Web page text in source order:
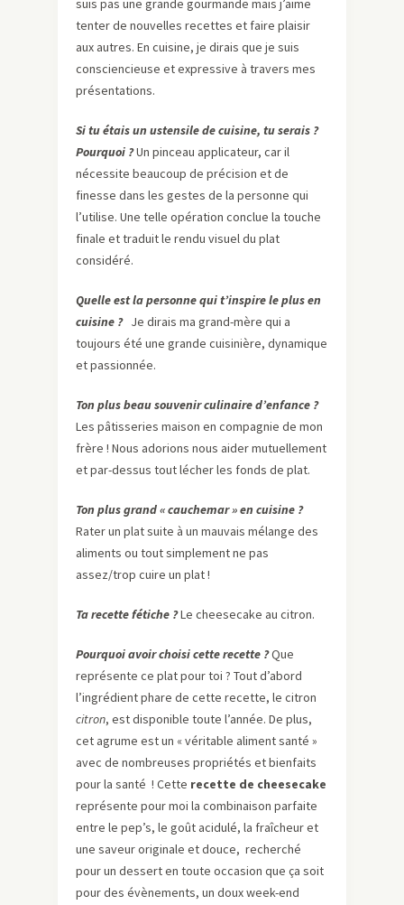
suis pas une grande gourmande mais j’aime
tenter de nouvelles recettes et faire plaisir
aux autres. En cuisine, je dirais que je suis
consciencieuse et expressive à travers mes
présentations.
Si tu étais un ustensile de cuisine, tu serais ?
Pourquoi ?Un pinceau applicateur, car il
nécessite beaucoup de précision et de
finesse dans les gestes de la personne qui
l’utilise. Une telle opération conclue la touche
finale et traduit le rendu visuel du plat
considéré.
Quelle est la personne qui t’inspire le plus en
cuisine ? Je dirais ma grand-mère qui a
toujours été une grande cuisinière, dynamique
et passionnée.
Ton plus beau souvenir culinaire d’enfance ?
Les pâtisseries maison en compagnie de mon
frère ! Nous adorions nous aider mutuellement
et par-dessus tout lécher les fonds de plat.
Ton plus grand « cauchemar » en cuisine ?
Rater un plat suite à un mauvais mélange des
aliments ou tout simplement ne pas
assez/trop cuire un plat !
Ta recette fétiche ?Le cheesecake au citron.
Pourquoi avoir choisi cette recette ?Que
représente ce plat pour toi ? Tout d’abord
l’ingrédient phare de cette recette, le citron
citron, est disponible toute l’année. De plus,
cet agrume est un « véritable aliment santé »
avec de nombreuses propriétés et bienfaits
pour la santé ! Cette recette de cheesecake
représente pour moi la combinaison parfaite
entre le pep’s, le goût acidulé, la fraîcheur et
une saveur originale et douce, recherché
pour un dessert en toute occasion que ça soit
pour des évènements, un doux week-end